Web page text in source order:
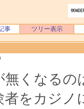
事 ツリー表示
無くなるの
者をカジノ